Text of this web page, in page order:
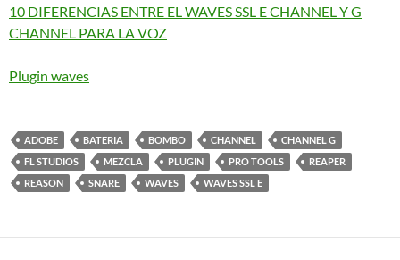
10 DIFERENCIAS ENTRE EL WAVES SSL E CHANNEL Y G
CHANNEL PARA LA VOZ
Plugin waves
ADOBE BATERIA BOMBO CHANNEL
CHANNEL G
FL STUDIOS
MEZCLA PLUGIN PRO TOOLS
REAPER
REASON
SNARE WAVES WAVES SSL E